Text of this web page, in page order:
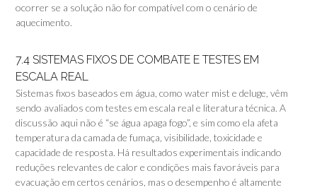
ocorrer se a solução não for compatível com o cenário de
aquecimento.
7.4 SISTEMAS FIXOS DE COMBATE E TESTES EM
ESCALA REAL
Sistemas fixos baseados em água, como water mist e deluge, vêm
sendo avaliados com testes em escala real e literatura técnica. A
discussão aqui não é “se água apaga fogo”, e sim como ela afeta
temperatura da camada de fumaça, visibilidade, toxicidade e
capacidade de resposta. Há resultados experimentais indicando
reduções relevantes de calor e condições mais favoráveis para
evacuação em certos cenários, mas o desempenho é altamente